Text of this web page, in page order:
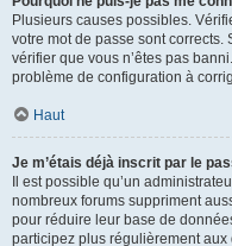
Plusieurs causes possibles.
votre mot de passe sont
vérifier que vous n’êtes pas
problème de configuration à
Haut
Je m’étais déjà inscrit par le
Il est possible qu’un
nombreux forums suppriment
pour réduire leur base de
participez plus régulièrement aux